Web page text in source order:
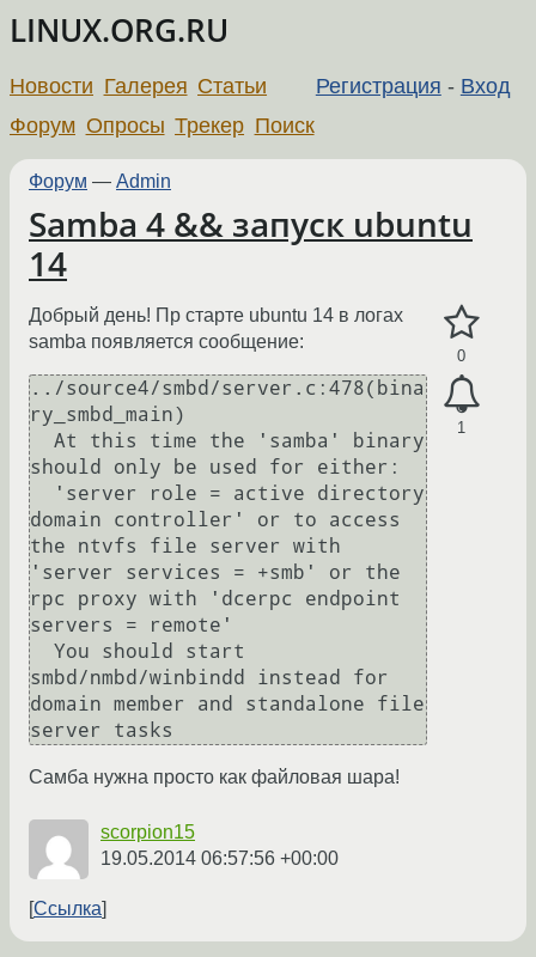
LINUX.ORG.RU
Регистрация - Вход
Новости Галерея Статьи
Форум Опросы Трекер Поиск
Форум — Admin
Samba 4 && запуск ubuntu
14
0
1
Добрый день! Пр старте ubuntu 14 в логах
samba появляется сообщение:
../source4/smbd/server.c:478(bina
ry_smbd_main)
should only be used for either:
domain controller' or to access
the ntvfs file server with
'server services = +smb' or the
rpc proxy with 'dcerpc endpoint
servers = remote'
smbd/nmbd/winbindd instead for
domain member and standalone file
Самба нужна просто как файловая шара!
scorpion15
19.05.2014 06:57:56 +00:00
Ссылка